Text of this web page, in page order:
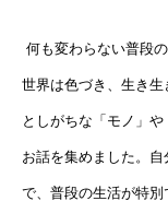
何も変わらない普段
世界は色づき、生き
としがちな「モノ」
お話を集めました。
で、普段の生活が特